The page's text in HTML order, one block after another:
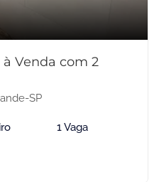
Venda com 2
SP
1 Vaga